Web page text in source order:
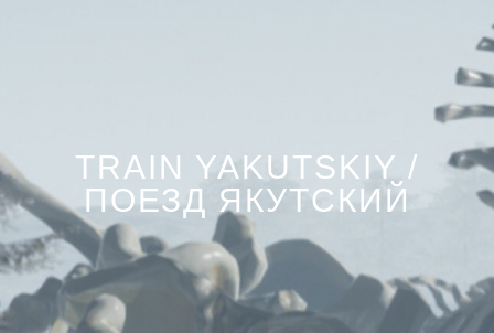
TRAIN YAKUTSKIY /
ПОЕЗД ЯКУТСКИЙ